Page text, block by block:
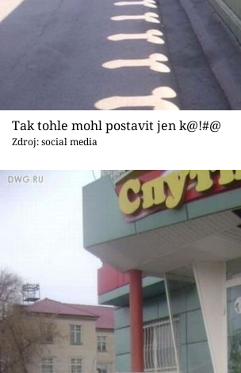
Tak tohle mohl postavit jen k@!#@
Zdroj: social media